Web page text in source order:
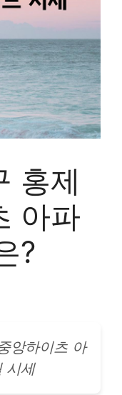
홍제
아파
?
앙하이츠 아
시세